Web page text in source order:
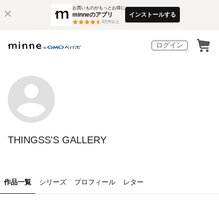
お買いものがもっとお得に
minneのアプリ
3万件以上
インストールする
ログイン
THINGSS'S GALLERY
作品一覧 シリーズ プロフィール レター